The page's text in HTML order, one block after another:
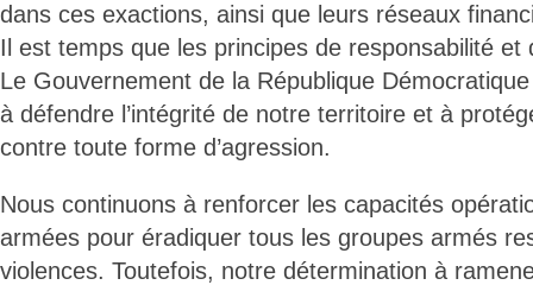
dans ces exactions, ainsi que leurs réseaux
Il est temps que les principes de responsabilité et
Le Gouvernement de la République
à défendre l’intégrité de notre territoire et à
contre toute forme d’agression.
Nous continuons à renforcer les capacités
armées pour éradiquer tous les groupes armés
violences. Toutefois, notre détermination à